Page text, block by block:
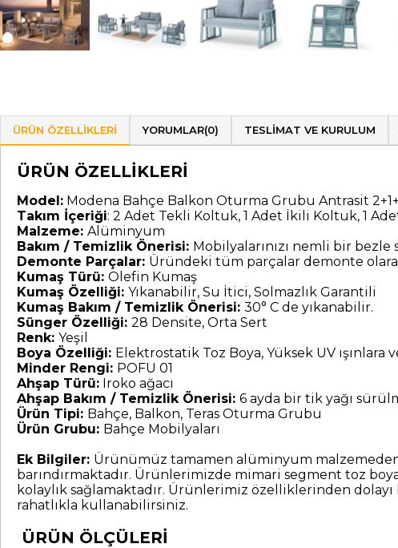
ÜRÜN ÖZELLIKLERI YORUMLAR(0) TESLIMAT VE KURULUM
ÜRÜN ÖZELLİKLERİ
Model: Modena Bahçe Balkon Oturma Grubu Antrasit
Takım İçeriği: 2 Adet Tekli Koltuk, 1 Adet İkili Koltuk, 1
Malzeme: Alüminyum
Bakım / Temizlik Önerisi: Mobilyalarınızı nemli bir bezle
Demonte Parçalar: Üründeki tüm parçalar demonte
Kumaş Türü: Olefin Kumaş
Kumaş Özelliği: Yıkanabilir, Su İtici, Solmazlık Garantili
Kumaş Bakım / Temizlik Önerisi: 30° C de yıkanabilir.
Sünger Özelliği: 28 Densite, Orta Sert
Renk: Yeşil
Boya Özelliği: Elektrostatik Toz Boya, Yüksek UV ışınlara
Minder Rengi: POFU 01
Ahşap Türü: Iroko ağacı
Ahşap Bakım / Temizlik Önerisi: 6 ayda bir tik yağı
Ürün Tipi: Bahçe, Balkon, Teras Oturma Grubu
Ürün Grubu: Bahçe Mobilyaları
Ek Bilgiler: Ürünümüz tamamen alüminyum
barındırmaktadır. Ürünlerimizde mimari segment toz
kolaylık sağlamaktadır. Ürünlerimiz özelliklerinden
rahatlıkla kullanabilirsiniz.
ÜRÜN ÖLÇÜLERİ